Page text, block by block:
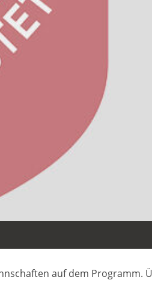
auf dem Programm.